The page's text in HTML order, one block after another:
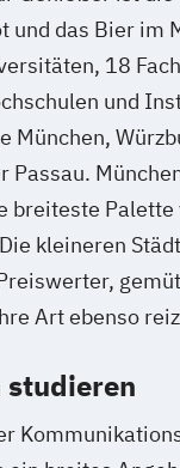
und das Bier im
18
und
München,
Passau.
breiteste Palette
kleineren
Art ebenso
studieren